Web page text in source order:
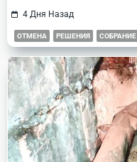
4 Дня Назад
ОТМЕНА РЕШЕНИЯ СОБРАНИЕ